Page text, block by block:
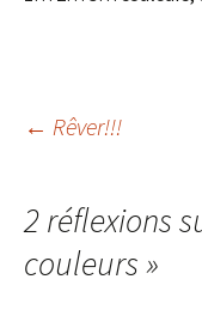
des
articles
← Rêver!!!
2 réflexions
couleurs»